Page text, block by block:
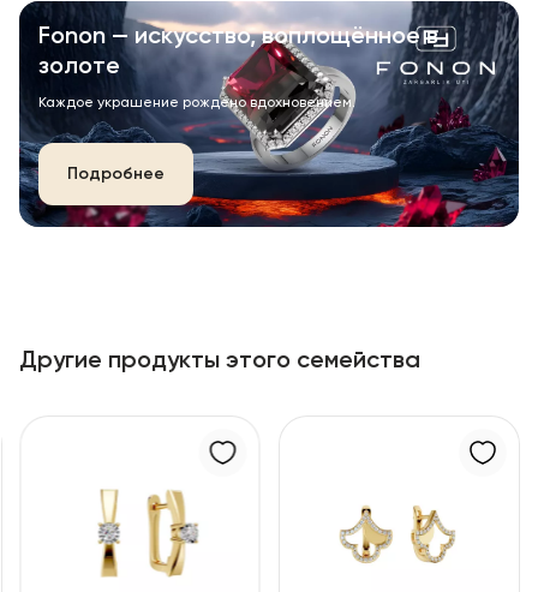
Fonon — искусство, воплощённое в
золоте
Каждое украшение рождено вдохновением.
Подробнее
Другие продукты этого семейства